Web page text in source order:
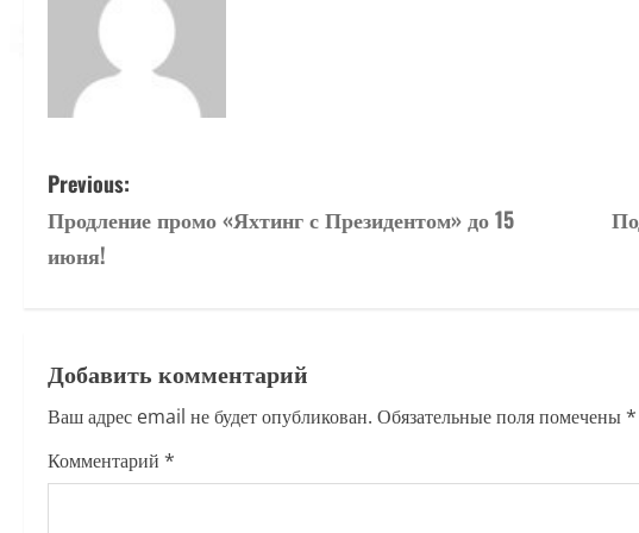
P
o
n
a
v
Previous:
Продление промо «Яхтинг с Президентом» до 15
июня!
Добавить комментарий
Ваш адрес email не будет опубликован. Обязательные поля помечены*
Комментарий *